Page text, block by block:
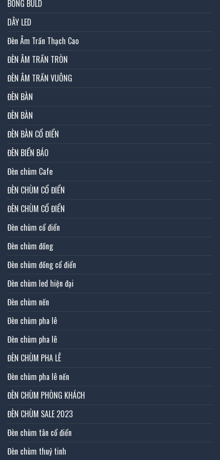
BÓNG BULD
DÂY LED
Đèn Âm Trần Thạch Cao
ĐÈN ÂM TRẦN TRÒN
ĐÈN ÂM TRẦN VUÔNG
ĐÈN BÀN
ĐÈN BÀN
ĐÈN BÀN CỔ ĐIỂN
ĐÈN BIỂN BÁO
Đèn chùm Cafe
ĐÈN CHÙM CỔ ĐIỂN
ĐÈN CHÙM CỔ ĐIỂN
Đèn chùm cổ điển
Đèn chùm đồng
Đèn chùm đồng cổ điển
Đèn chùm led hiện đại
Đèn chùm nến
Đèn chùm pha lê
Đèn chùm pha lê
ĐÈN CHÙM PHA LÊ
Đèn chùm pha lê nến
ĐÈN CHÙM PHÒNG KHÁCH
ĐÈN CHÙM SALE 2023
Đèn chùm tân cổ điển
Đèn chùm thuỷ tinh